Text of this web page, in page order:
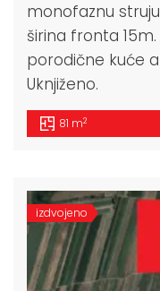
monofaznu
širina fronta
porodične kuće
Uknjiženo.
81 m2
izdvojeno